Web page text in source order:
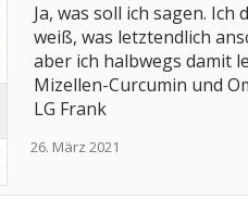
Ja, was soll ich sagen.
weiß, was letztendlich
aber ich halbwegs damit
Mizellen-Curcumin und
LG Frank
26. März 2021